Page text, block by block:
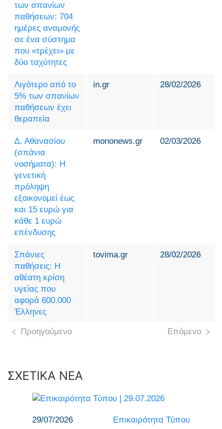
των σπανίων
παθήσεων: 704
ημέρες αναμονής
σε ένα σύστημα
που «τρέχει» με
δύο ταχύτητες
Λιγότερο από το
5% των σπανίων
παθήσεων έχει
θεραπεία
in.gr 28/02/2026
Δ. Αθανασίου
(σπάνια
νοσήματα): Η
γενετική
πρόληψη
εξοικονομεί έως
και 15 ευρώ για
κάθε 1 ευρώ
επένδυσης
mononews.gr 02/03/2026
Σπάνιες
παθήσεις: Η
αθέατη κρίση
υγείας που
αφορά 600.000
Έλληνες
tovima.gr 28/02/2026
Προηγούμενο Επόμενο
ΣΧΕΤΙΚΑ ΝΕΑ
29/07/2026 Επικαιρότητα Τύπου